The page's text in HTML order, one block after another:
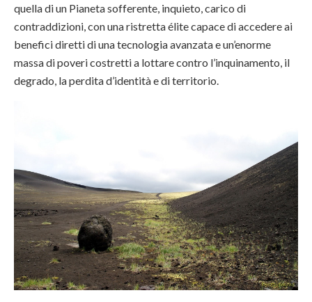
quella di un Pianeta sofferente, inquieto, carico di
contraddizioni, con una ristretta élite capace di accedere ai
benefici diretti di una tecnologia avanzata e un’enorme
massa di poveri costretti a lottare contro l’inquinamento, il
degrado, la perdita d’identità e di territorio.